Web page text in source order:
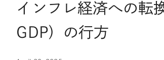
インフレ経済への転
GDP）の行方